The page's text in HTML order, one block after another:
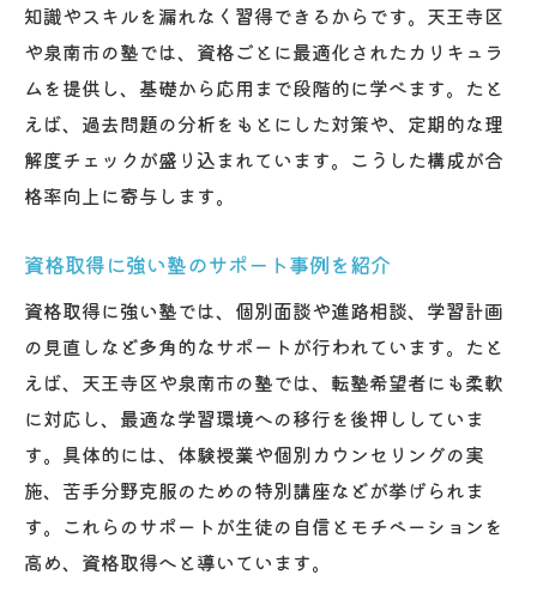
知識やスキルを漏れなく習得できるからです。天王寺区
や泉南市の塾では、資格ごとに最適化されたカリキュラ
ムを提供し、基礎から応用まで段階的に学べます。たと
えば、過去問題の分析をもとにした対策や、定期的な理
解度チェックが盛り込まれています。こうした構成が合
格率向上に寄与します。
資格取得に強い塾のサポート事例を紹介
資格取得に強い塾では、個別面談や進路相談、学習計画
の見直しなど多角的なサポートが行われています。たと
えば、天王寺区や泉南市の塾では、転塾希望者にも柔軟
に対応し、最適な学習環境への移行を後押ししていま
す。具体的には、体験授業や個別カウンセリングの実
施、苦手分野克服のための特別講座などが挙げられま
す。これらのサポートが生徒の自信とモチベーションを
高め、資格取得へと導いています。